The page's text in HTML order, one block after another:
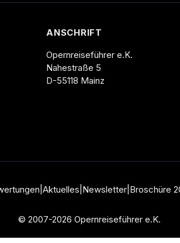
ANSCHRIFT
Opernreiseführer e.K.
Nahestraße 5
D-55118 Mainz
Aktuelles Newsletter| Broschüre
© 2007-2026 Opernreiseführer e.K.